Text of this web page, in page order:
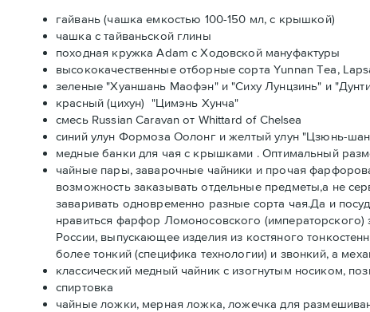
гайвань (чашка емкостью 100-150 мл, с крышкой)
чашка с тайваньской глины
походная кружка Adam с Ходовской мануфактуры
высококачественные отборные сорта Yunnan Tea,
зеленые "Хуаншань Маофэн" и "Сиху Лунцзинь" и
красный (цихун) "Цимэнь Хунча"
смесь Russian Caravan от Whittard of Chelsea
синий улун Формоза Оолонг и желтый улун "Цзюнь-
медные банки для чая с крышками . Оптимальный
чайные пары, заварочные чайники и прочая
возможность заказывать отдельные предметы,а не
заваривать одновременно разные сорта чая.Да и
нравиться фарфор Ломоносовского
России, выпускающее изделия из костяного
более тонкий (специфика технологии) и звонкий, а
классический медный чайник с изогнутым носиком,
спиртовка
чайные ложки, мерная ложка, ложечка для